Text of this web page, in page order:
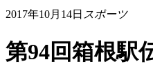
2017年10月14日 スポーツ
第94回箱根駅